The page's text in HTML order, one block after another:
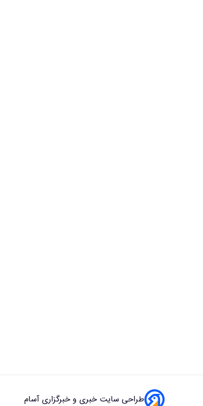
طراحی سایت خبری و خبرگزاری آسام